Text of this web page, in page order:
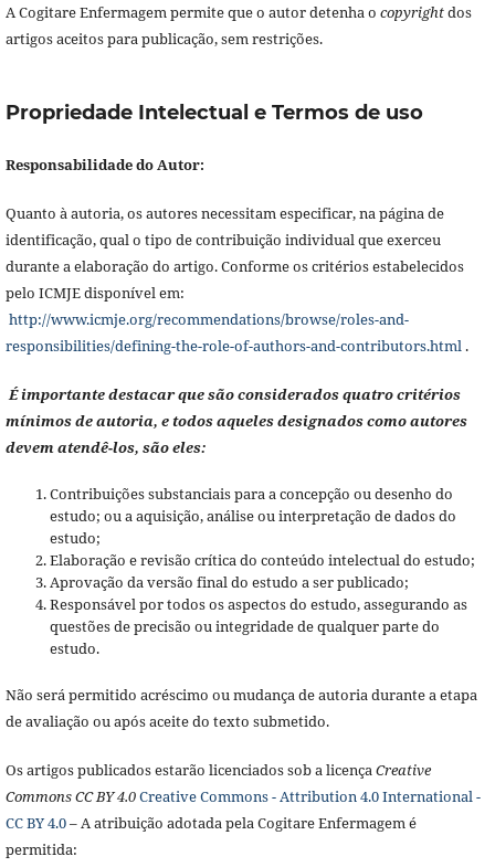
A Cogitare Enfermagem permite que o autor detenha o copyrightdos
artigos aceitos para publicação, sem restrições.
Propriedade Intelectual e Termos de uso
Responsabilidade do Autor:
Quanto à autoria, os autores necessitam especificar, na página de
identificação, qual o tipo de contribuição individual que exerceu
durante a elaboração do artigo. Conforme os critérios estabelecidos
pelo ICMJE disponível em:
http://www.icmje.org/recommendations/browse/roles-and-
responsibilities/defining-the-role-of-authors-and-contributors.html.
É importante destacar que são considerados quatro critérios
mínimos de autoria, e todos aqueles designados como autores
devem atendê-los, são eles:
Contribuições substanciais para a concepção ou desenho do
estudo; ou a aquisição, análise ou interpretação de dados do
estudo;
Elaboração e revisão crítica do conteúdo intelectual do estudo;
Aprovação da versão final do estudo a ser publicado;
Responsável por todos os aspectos do estudo, assegurando as
questões de precisão ou integridade de qualquer parte do
estudo.
Não será permitido acréscimo ou mudança de autoria durante a etapa
de avaliação ou após aceite do texto submetido.
Os artigos publicados estarão licenciados sob a licençaCreative
Commons CC BY 4.0Creative Commons - Attribution 4.0 International -
CC BY 4.0– A atribuição adotada pela Cogitare Enfermagem é
permitida: